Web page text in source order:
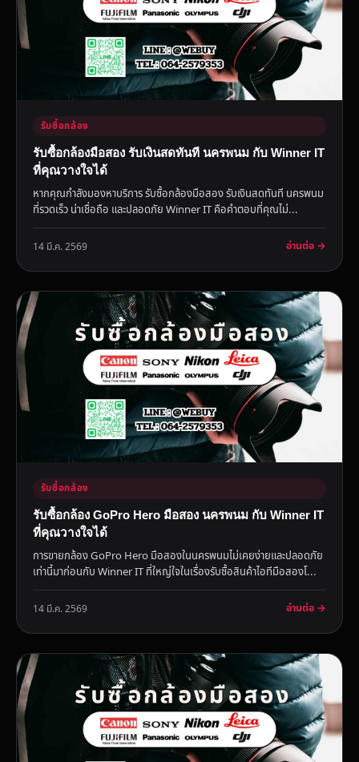
รับซื้อกล้อง
รับซื้อกล้องมือสอง รับเงินสดทันที นครพนม กับ Winner IT
ที่คุณวางใจได้
หากคุณกำลังมองหาบริการ รับซื้อกล้องมือสอง รับเงินสดทันที นครพนม
ที่รวดเร็ว น่าเชื่อถือ และปลอดภัย Winner IT คือคำตอบที่คุณไม่...
14 มี.ค. 2569 อ่านต่อ →
รับซื้อกล้อง
รับซื้อกล้อง GoPro Hero มือสอง นครพนม กับ Winner IT
ที่คุณวางใจได้
การขายกล้อง GoPro Hero มือสองในนครพนมไม่เคยง่ายและปลอดภัย
เท่านี้มาก่อนกับ Winner IT ที่ใหญ่ใจในเรื่องรับซื้อสินค้าไอทีมือสองโ...
14 มี.ค. 2569 อ่านต่อ →